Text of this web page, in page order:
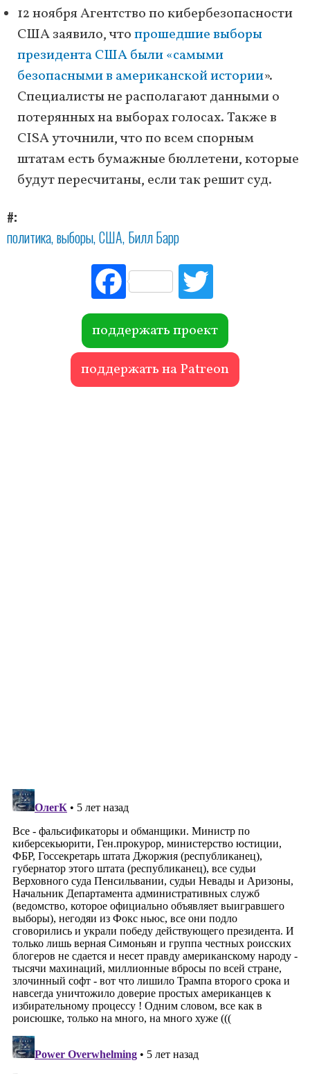
12 ноября Агентство по кибербезопасности
США заявило, чтопрошедшие выборы
президента США были «самыми
безопасными в американской истории».
Специалисты не располагают данными о
потерянных на выборах голосах. Также в
CISA уточнили, что по всем спорным
штатам есть бумажные бюллетени, которые
будут пересчитаны, если так решит суд.
#
политика выборы США Билл Барр
Fac
ebo
ok r
поддержать проект
поддержать на Patreon